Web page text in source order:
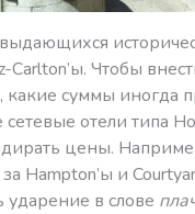
Чтобы
какие суммы иногда
отели типа
цены.
Hampton’ы и
ударение в слове